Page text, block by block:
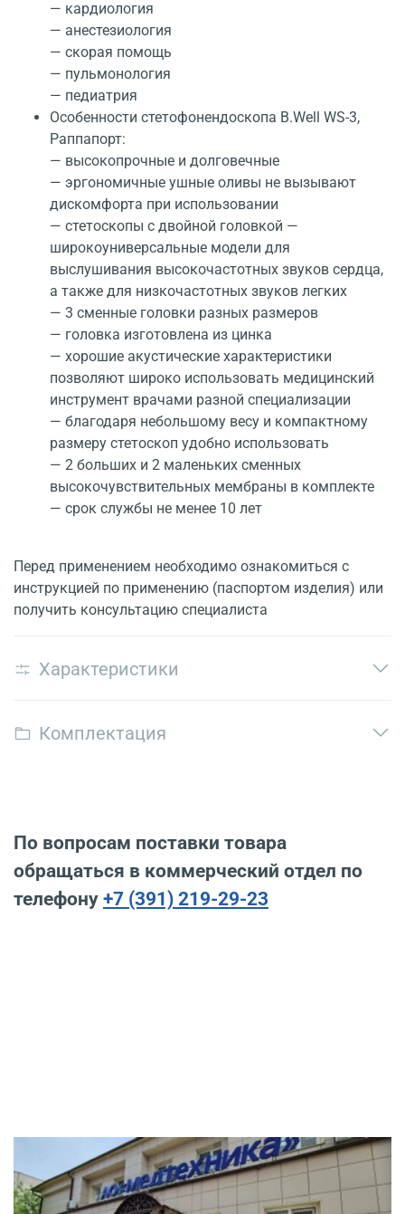
— кардиология
— анестезиология
— скорая помощь
— пульмонология
— педиатрия
Особенности стетофонендоскопа B.Well WS-3,
Раппапорт:
— высокопрочные и долговечные
— эргономичные ушные оливы не вызывают
дискомфорта при использовании
— стетоскопы с двойной головкой —
широкоуниверсальные модели для
выслушивания высокочастотных звуков сердца,
а также для низкочастотных звуков легких
— 3 сменные головки разных размеров
— головка изготовлена из цинка
— хорошие акустические характеристики
позволяют широко использовать медицинский
инструмент врачами разной специализации
— благодаря небольшому весу и компактному
размеру стетоскоп удобно использовать
— 2 больших и 2 маленьких сменных
высокочувствительных мембраны в комплекте
— срок службы не менее 10 лет
Перед применением необходимо ознакомиться с
инструкцией по применению (паспортом изделия) или
получить консультацию специалиста
Характеристики
Комплектация
По вопросам поставки товара
обращаться в коммерческий отдел по
телефону +7 (391) 219-29-23